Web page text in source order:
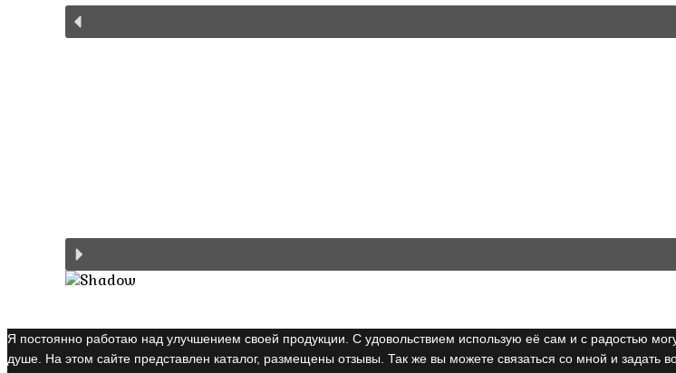
Я постоянно работаю над улучшением своей продукции. С удовольствием использую её сам и с радостью
душе. На этом сайте представлен каталог, размещены отзывы. Так же вы можете связаться со мной и задать